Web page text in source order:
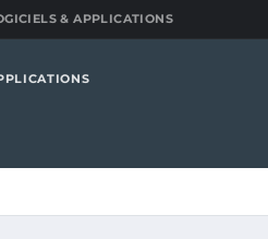
& APPLICATIONS